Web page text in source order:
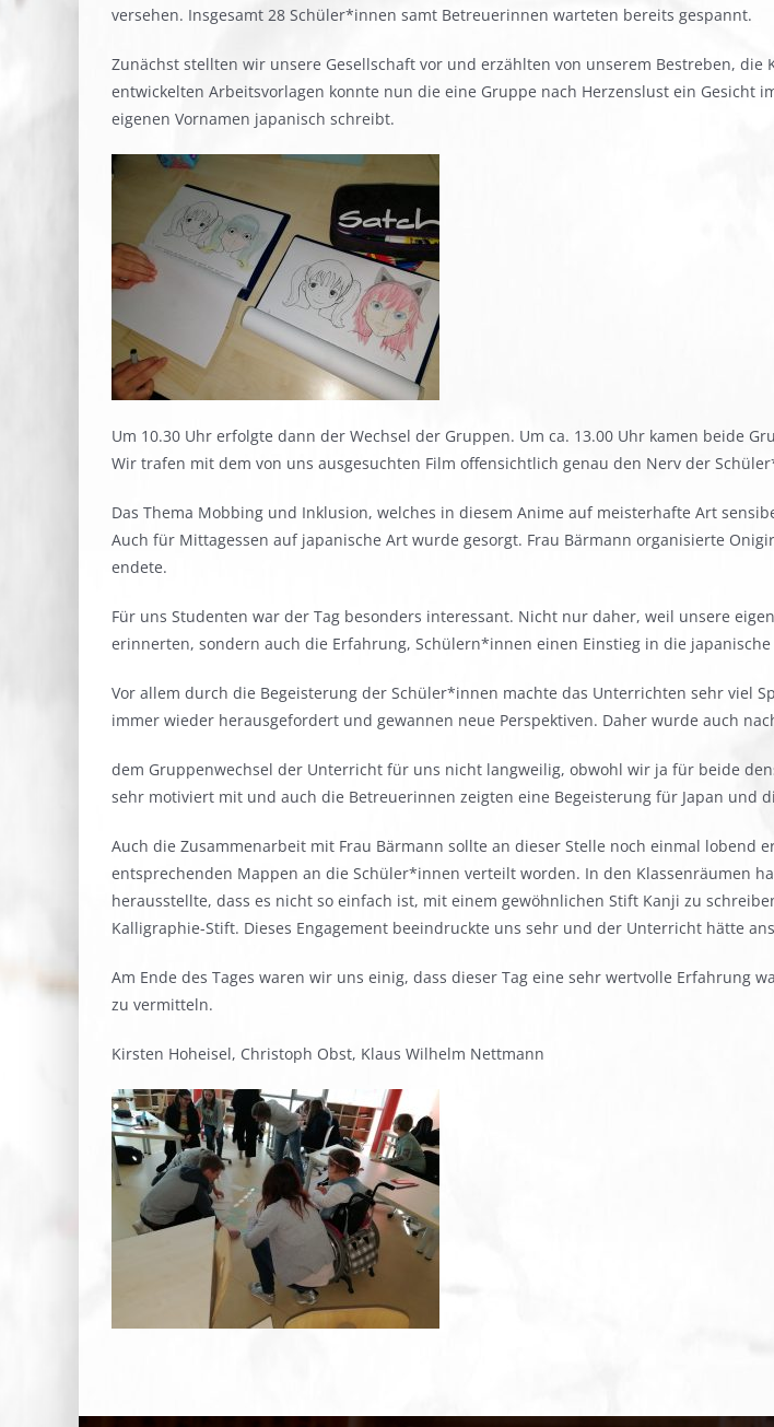
versehen. Insgesamt 28 Schüler*innen samt Betreuerinnen warteten bereits gespannt.
Zunächst stellten wir unsere Gesellschaft vor und erzählten von unserem Bestreben,
entwickelten Arbeitsvorlagen konnte nun die eine Gruppe nach Herzenslust ein
eigenen Vornamen japanisch schreibt.
Um 10.30 Uhr erfolgte dann der Wechsel der Gruppen. Um ca. 13.00 Uhr kamen beide
Wir trafen mit dem von uns ausgesuchten Film offensichtlich genau den Nerv der
Das Thema Mobbing und Inklusion, welches in diesem Anime auf meisterhafte Art
Auch für Mittagessen auf japanische Art wurde gesorgt. Frau Bärmann organisierte
endete.
Für uns Studenten war der Tag besonders interessant. Nicht nur daher, weil unsere
erinnerten, sondern auch die Erfahrung, Schülern*innen einen Einstieg in die
Vor allem durch die Begeisterung der Schüler*innen machte das Unterrichten sehr viel
immer wieder herausgefordert und gewannen neue Perspektiven. Daher wurde auch
dem Gruppenwechsel der Unterricht für uns nicht langweilig, obwohl wir ja für beide
sehr motiviert mit und auch die Betreuerinnen zeigten eine Begeisterung für Japan und
Auch die Zusammenarbeit mit Frau Bärmann sollte an dieser Stelle noch einmal lobend
entsprechenden Mappen an die Schüler*innen verteilt worden. In den Klassenräumen
herausstellte, dass es nicht so einfach ist, mit einem gewöhnlichen Stift Kanji zu
Kalligraphie-Stift. Dieses Engagement beeindruckte uns sehr und der Unterricht hätte
Am Ende des Tages waren wir uns einig, dass dieser Tag eine sehr wertvolle
zu vermitteln.
Kirsten Hoheisel, Christoph Obst, Klaus Wilhelm Nettmann